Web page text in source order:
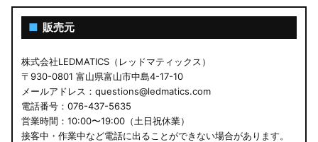
■ 販売元
株式会社LEDMATICS（レッドマティックス）
〒930-0801 富山県富山市中島4-17-10
メールアドレス：questions@ledmatics.com
電話番号：076-437-5635
営業時間：10:00〜19:00（土日祝休業）
接客中・作業中など電話に出ることができない場合があります。